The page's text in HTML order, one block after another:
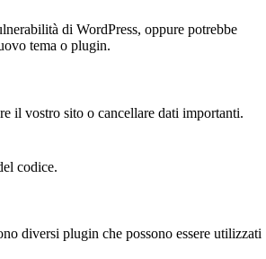
di WordPress, oppure potrebbe
tema o plugin.
il vostro sito o cancellare dati importanti.
codice.
diversi plugin che possono essere utilizzati